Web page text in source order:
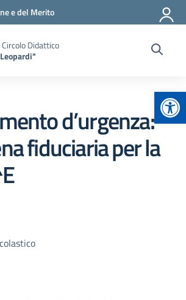
e del Merito
Circolo Didattico
d’urgenza:
fiduciaria per la